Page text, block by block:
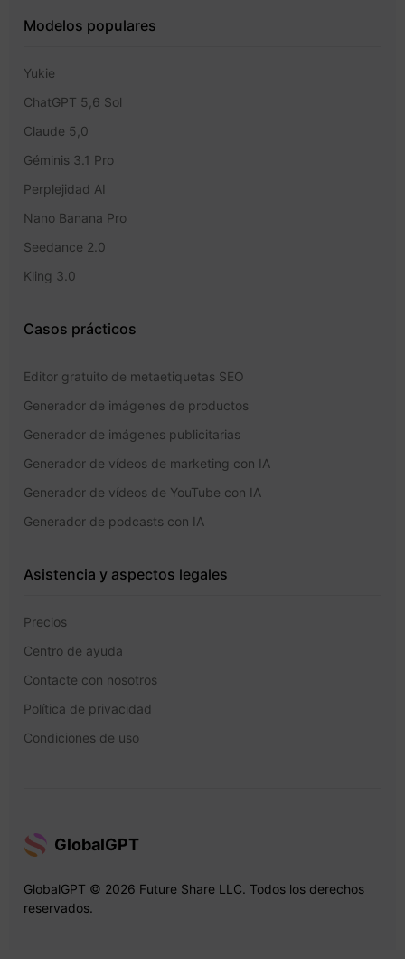
Modelos populares
Yukie
ChatGPT 5,6 Sol
Claude 5,0
Géminis 3.1 Pro
Perplejidad AI
Nano Banana Pro
Seedance 2.0
Kling 3.0
Casos prácticos
Editor gratuito de metaetiquetas SEO
Generador de imágenes de productos
Generador de imágenes publicitarias
Generador de vídeos de marketing con IA
Generador de vídeos de YouTube con IA
Generador de podcasts con IA
Asistencia y aspectos legales
Precios
Centro de ayuda
Contacte con nosotros
Política de privacidad
Condiciones de uso
GlobalGPT
GlobalGPT © 2026 Future Share LLC. Todos los derechos
reservados.